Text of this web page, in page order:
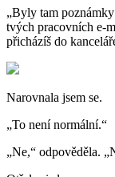
„Byly tam
tvých pracovních e-
přicházíš do
Narovnala jsem se.
„To není normální.“
„Ne,“ odpověděla.